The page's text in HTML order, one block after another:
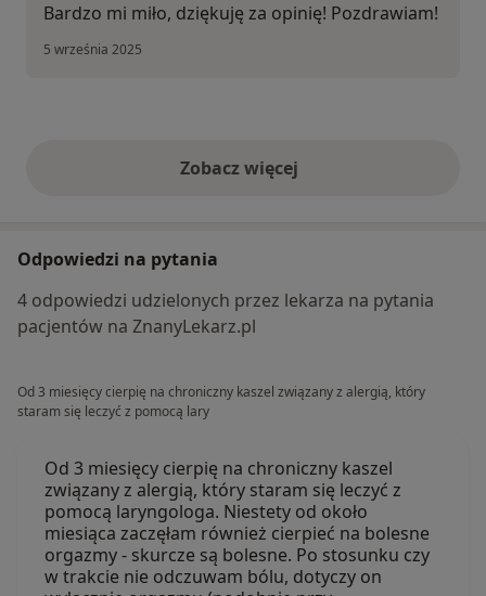
Bardzo mi miło, dziękuję za opinię! Pozdrawiam!
5 września 2025
Zobacz więcejopinie powyżej
Odpowiedzi na pytania
4 odpowiedzi udzielonych przez lekarza na pytania
pacjentów na ZnanyLekarz.pl
Od 3 miesięcy cierpię na chroniczny kaszel związany z alergią, który
staram się leczyć z pomocą lary
Od 3 miesięcy cierpię na chroniczny kaszel
związany z alergią, który staram się leczyć z
pomocą laryngologa. Niestety od około
miesiąca zaczęłam również cierpieć na bolesne
orgazmy - skurcze są bolesne. Po stosunku czy
w trakcie nie odczuwam bólu, dotyczy on